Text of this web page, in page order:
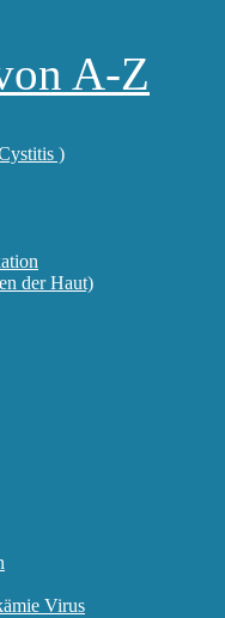
A-Z
)
der Haut)
Virus